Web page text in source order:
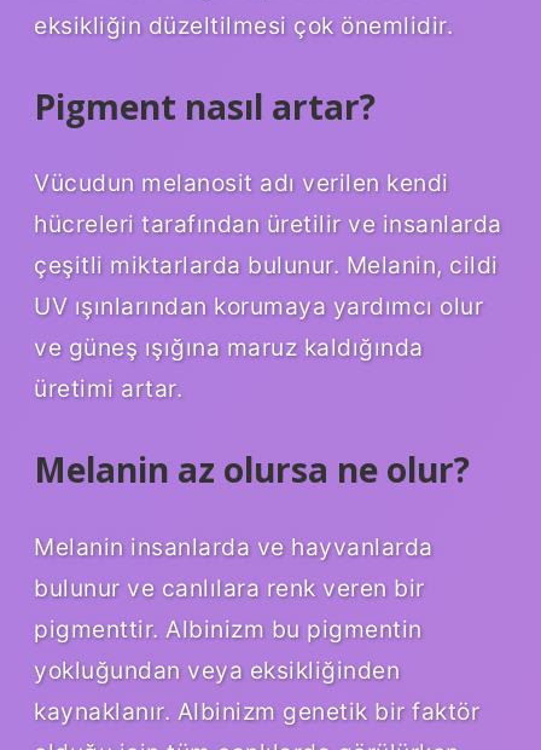
eksikliğin düzeltilmesi çok önemlidir.
Pigment nasıl artar?
Vücudun melanosit adı verilen kendi
hücreleri tarafından üretilir ve insanlarda
çeşitli miktarlarda bulunur. Melanin, cildi
UV ışınlarından korumaya yardımcı olur
ve güneş ışığına maruz kaldığında
üretimi artar.
Melanin az olursa ne olur?
Melanin insanlarda ve hayvanlarda
bulunur ve canlılara renk veren bir
pigmenttir. Albinizm bu pigmentin
yokluğundan veya eksikliğinden
kaynaklanır. Albinizm genetik bir faktör